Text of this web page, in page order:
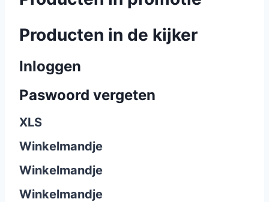
Producten in de kijker
Inloggen
Paswoord vergeten
XLS
Winkelmandje
Winkelmandje
Winkelmandje